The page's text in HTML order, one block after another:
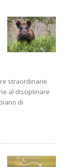
straordinarie
al disciplinare
di